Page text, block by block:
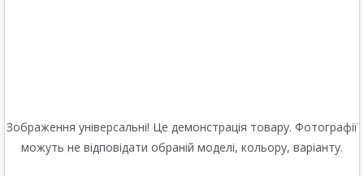
Зображення універсальні! Це демонстрація товару. Фотографії
можуть не відповідати обраній моделі, кольору, варіанту.